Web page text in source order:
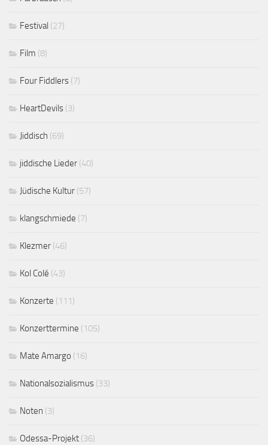
Festival (27)
Film (8)
Four Fiddlers (7)
HeartDevils (3)
Jiddisch (69)
jiddische Lieder (40)
Jüdische Kultur (57)
klangschmiede (7)
Klezmer (46)
Kol Colé (43)
Konzerte (111)
Konzerttermine (105)
Mate Amargo (16)
Nationalsozialismus (33)
Noten (3)
Odessa-Projekt (36)